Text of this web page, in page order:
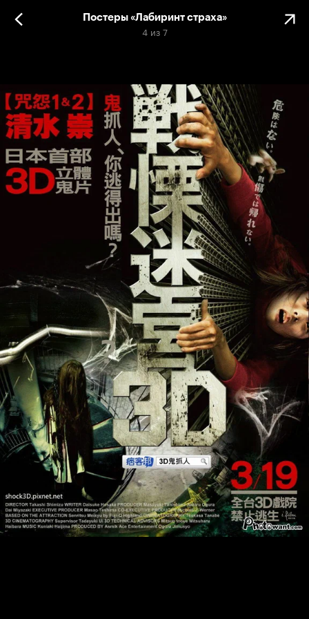
Постеры «Лабиринт страха»
4 из 7